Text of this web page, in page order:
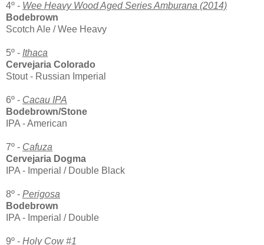
4º - Wee Heavy Wood Aged Series Amburana (2014)
Bodebrown
Scotch Ale / Wee Heavy
5º - Ithaca
Cervejaria Colorado
Stout - Russian Imperial
6º - Cacau IPA
Bodebrown/Stone
IPA - American
7º - Cafuza
Cervejaria Dogma
IPA - Imperial / Double Black
8º - Perigosa
Bodebrown
IPA - Imperial / Double
9º - Holy Cow #1